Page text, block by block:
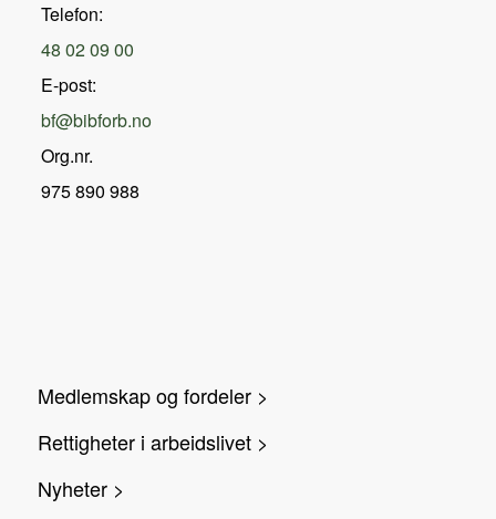
Telefon:
48 02 09 00
E-post:
bf@bibforb.no
Org.nr.
975 890 988
Medlemskap og fordeler >
Rettigheter i arbeidslivet >
Nyheter >